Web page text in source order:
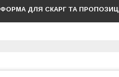
ФОРМА ДЛЯ СКАРГ ТА